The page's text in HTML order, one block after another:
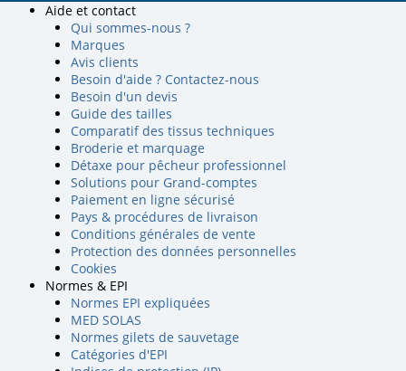
Aide et contact
Qui sommes-nous ?
Marques
Avis clients
Besoin d'aide ? Contactez-nous
Besoin d'un devis
Guide des tailles
Comparatif des tissus techniques
Broderie et marquage
Détaxe pour pêcheur professionnel
Solutions pour Grand-comptes
Paiement en ligne sécurisé
Pays & procédures de livraison
Conditions générales de vente
Protection des données personnelles
Cookies
Normes & EPI
Normes EPI expliquées
MED SOLAS
Normes gilets de sauvetage
Catégories d'EPI